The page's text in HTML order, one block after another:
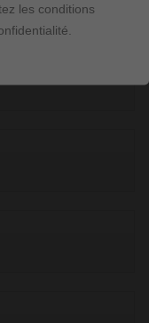
les conditions